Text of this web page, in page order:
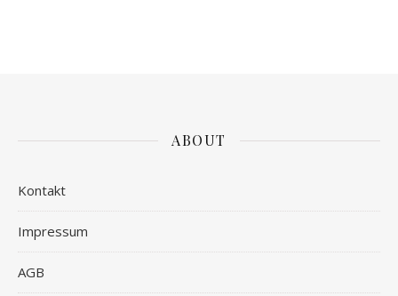
ABOUT
Kontakt
Impressum
AGB